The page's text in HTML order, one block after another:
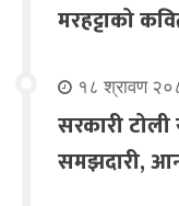
मरहट्टाको
१८ श्रावण
सरकारी
समझदारी,